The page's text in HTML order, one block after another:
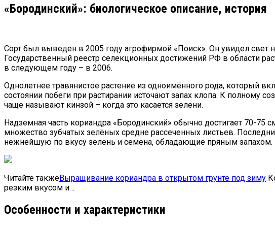
«Бородинский»: биологическое описание, история
Сорт был выведен в 2005 году агрофирмой «Поиск». Он увидел свет
Государственный реестр селекционных достижений РФ в области
в следующем году – в 2006.
Однолетнее травянистое растение из одноимённого рода, который
состоянии побеги при растирании источают запах клопа. К полному
чаще называют кинзой – когда это касается зелени.
Надземная часть кориандра «Бородинский» обычно достигает 70-
множество зубчатых зелёных средне рассеченных листьев.
нежнейшую по вкусу зелень и семена, обладающие пряным запахом.
Читайте такжеВыращивание кориандра в открытом грунте под зиму
резким вкусом и…
Особенности и характеристики